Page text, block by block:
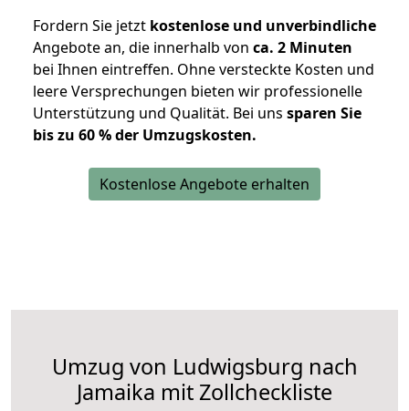
Fordern Sie jetzt kostenlose und unverbindliche
Angebote an, die innerhalb von ca. 2 Minuten
bei Ihnen eintreffen. Ohne versteckte Kosten und
leere Versprechungen bieten wir professionelle
Unterstützung und Qualität. Bei uns sparen Sie
bis zu 60 % der Umzugskosten.
Kostenlose Angebote erhalten
Umzug von Ludwigsburg nach
Jamaika mit Zollcheckliste